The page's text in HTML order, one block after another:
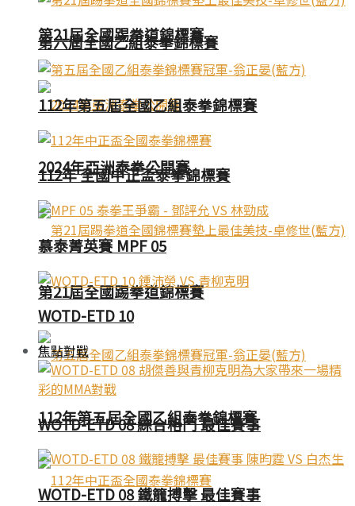
第六屆全國乙組泰拳錦標賽
2024年亞洲泰拳公開賽
第21屆全國踢拳道錦標賽
112年第五屆全國乙組泰拳錦標賽
第21屆全國踢拳道錦標賽
112年第五屆全國乙組泰拳錦標賽
112年 全國中正盃泰拳錦標賽
慕泰菁英賽 MPF 05
WOTD-ETD 10
焦點對戰
WOTD-ETD 08 綜合格鬥 最佳賽事
WOTD-ETD 08 鐵籠搏擊 最佳賽事